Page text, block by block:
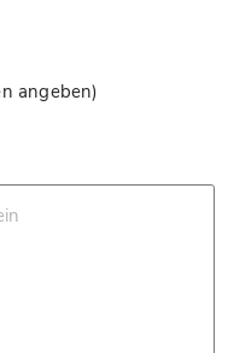
angeben)